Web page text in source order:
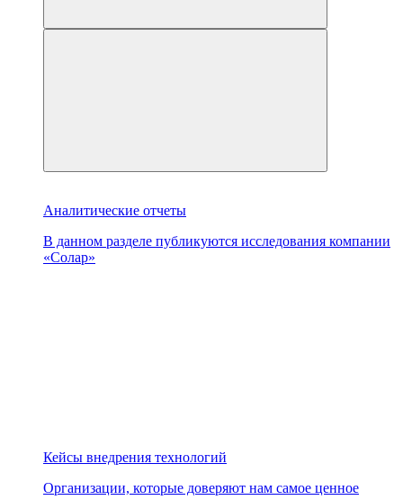
Аналитические отчеты
В данном разделе публикуются исследования компании
«Солар»
Кейсы внедрения технологий
Организации, которые доверяют нам самое ценное